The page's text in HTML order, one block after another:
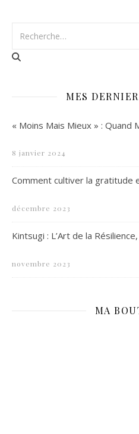
MES
« Moins Mais Mieux » : Quand
8 janvier 2024
Comment cultiver la gratitude
décembre 2023
Kintsugi : L’Art de la
novembre 2023
MA